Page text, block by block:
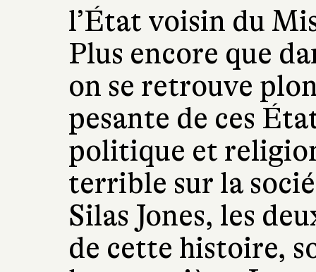
l’État voisin du
Plus encore que
on se retrouve
pesante de ces
politique et
terrible sur la
Silas Jones, les
de cette histoire,